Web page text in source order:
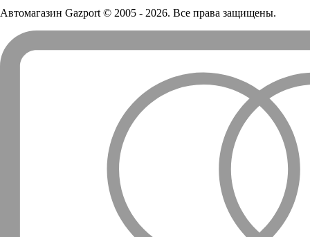
Автомагазин Gazport© 2005 - 2026. Все права защищены.